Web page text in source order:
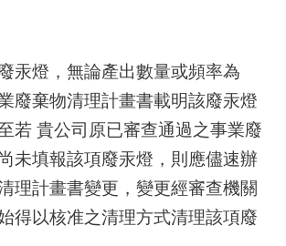
汞燈，無論產出數量或頻率為
廢棄物清理計畫書載明該廢汞燈
若 貴公司原已審查通過之事業廢
未填報該項廢汞燈，則應儘速辦
理計畫書變更，變更經審查機關
得以核准之清理方式清理該項廢